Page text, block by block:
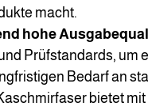
macht.
hohe
Prüfstandards, um
Bedarf an
bietet